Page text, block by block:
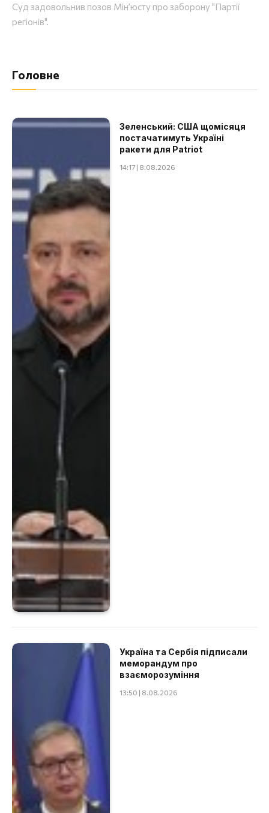
Суд задовольнив позов Мін’юсту про заборону "Партії
регіонів".
Головне
Зеленський: США щомісяця
постачатимуть Україні
ракети для Patriot
14:17 | 8.08.2026
Україна та Сербія підписали
меморандум про
взаєморозуміння
13:50 | 8.08.2026